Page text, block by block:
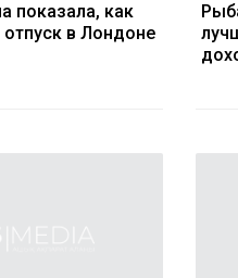
показала, как
в Лондоне